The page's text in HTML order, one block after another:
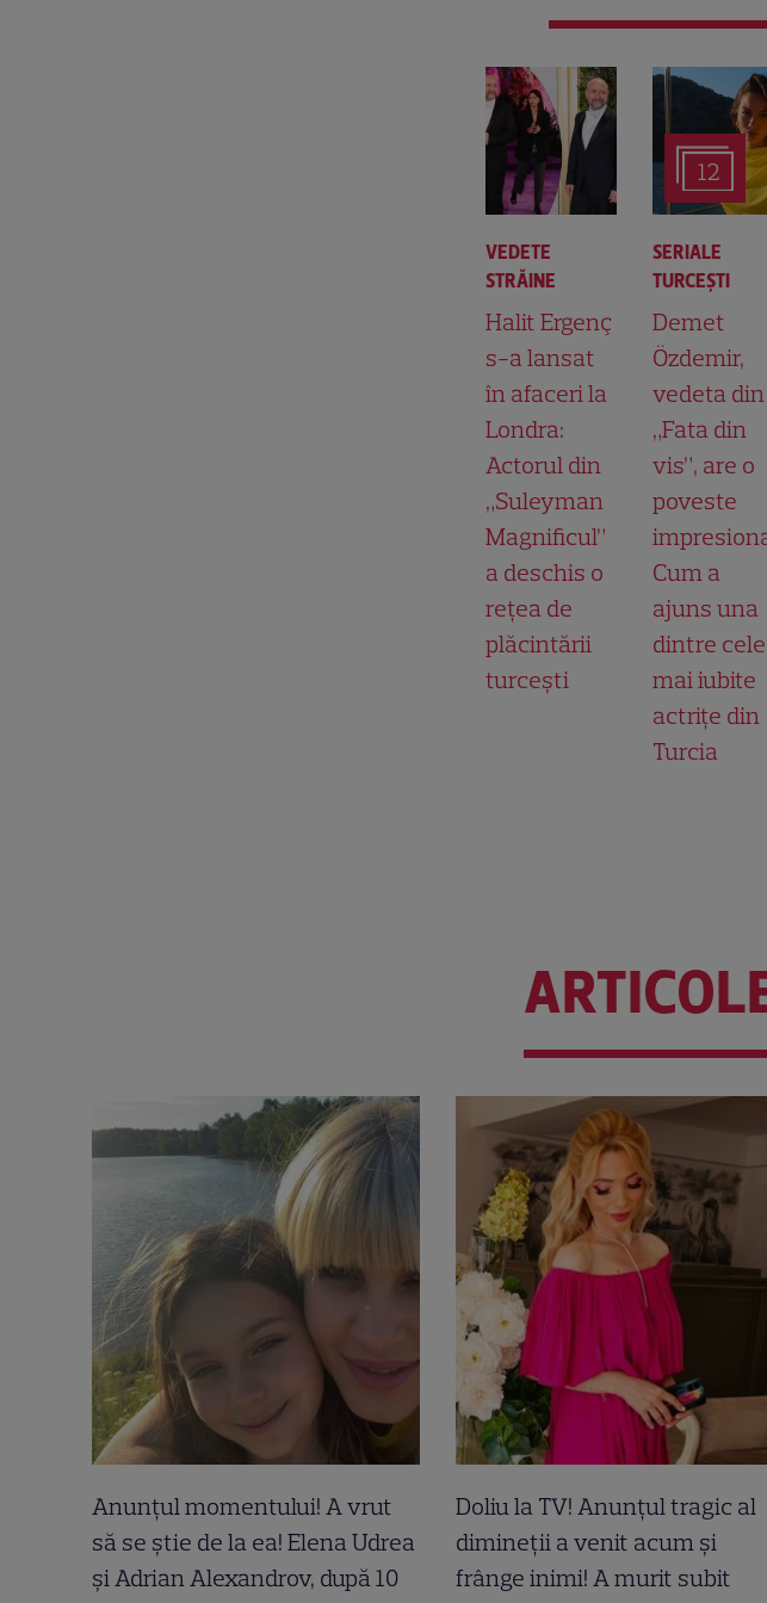
VEDETE
STRĂINE
Halit Ergenç
s-a lansat
în afaceri la
Londra:
Actorul din
„Suleyman
Magnificul”
a deschis o
rețea de
plăcintării
turcești
12
SERIALE
TURCEŞTI
Demet
Özdemir,
vedeta din
„Fata din
vis”, are o
poveste
Cum a
ajuns una
dintre cele
mai iubite
actrițe din
Turcia
Anunțul momentului! A vrut
să se știe de la ea! Elena Udrea
și Adrian Alexandrov, după 10
Doliu la TV! Anunțul tragic al
dimineții a venit acum și
frânge inimi! A murit subit